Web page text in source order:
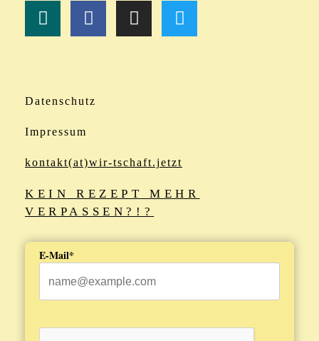
Datenschutz
Impressum
kontakt(at)wir-tschaft.jetzt
KEIN REZEPT MEHR
VERPASSEN?!?
E-Mail*